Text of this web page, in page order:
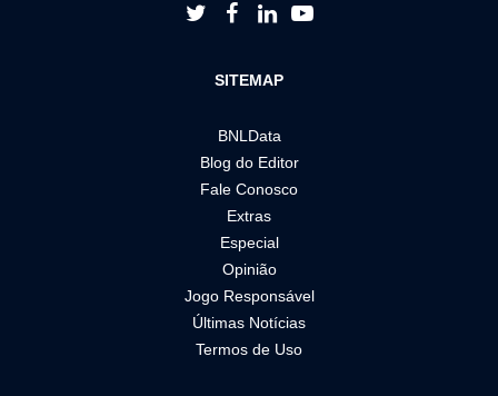
   
SITEMAP
BNLData
Blog do Editor
Fale Conosco
Extras
Especial
Opinião
Jogo Responsável
Últimas Notícias
Termos de Uso